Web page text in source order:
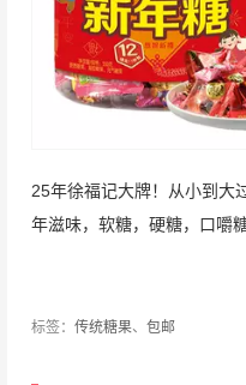
25年徐福记大牌！从小到大
年滋味，软糖，硬糖，口嚼
标签： 传统糖果、 包邮